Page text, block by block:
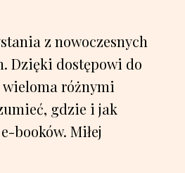
z nowoczesnych
Dzięki dostępowi do
wieloma różnymi
gdzie i jak
booków. Miłej